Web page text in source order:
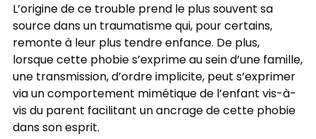
L’origine de ce trouble prend le plus souvent sa
source dans un traumatisme qui, pour certains,
remonte à leur plus tendre enfance. De plus,
lorsque cette phobie s’exprime au sein d’une famille,
une transmission, d’ordre implicite, peut s’exprimer
via un comportement mimétique de l’enfant vis-à-
vis du parent facilitant un ancrage de cette phobie
dans son esprit.